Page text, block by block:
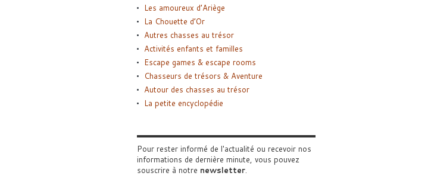
Les amoureux d’Ariège
La Chouette d’Or
Autres chasses au trésor
Activités enfants et familles
Escape games & escape rooms
Chasseurs de trésors & Aventure
Autour des chasses au trésor
La petite encyclopédie
Pour rester informé de l'actualité ou recevoir nos
informations de dernière minute, vous pouvez
souscrire à notre newsletter.